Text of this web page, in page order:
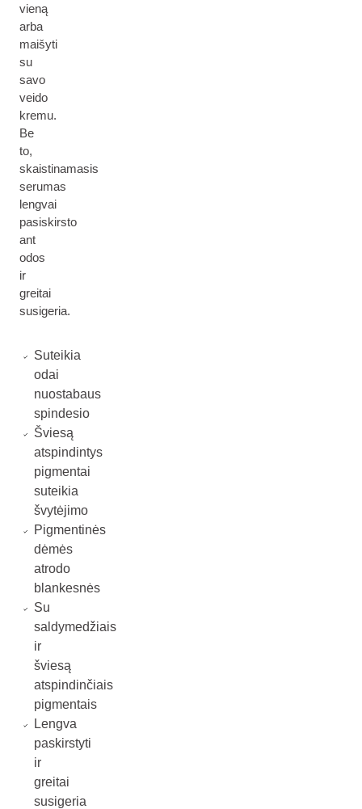
vieną
arba
maišyti
su
savo
veido
kremu.
Be
to,
skaistinamasis
serumas
lengvai
pasiskirsto
ant
odos
ir
greitai
susigeria.
Suteikia
odai
nuostabaus
spindesio
Šviesą
atspindintys
pigmentai
suteikia
švytėjimo
Pigmentinės
dėmės
atrodo
blankesnės
Su
saldymedžiais
ir
šviesą
atspindinčiais
pigmentais
Lengva
paskirstyti
ir
greitai
susigeria